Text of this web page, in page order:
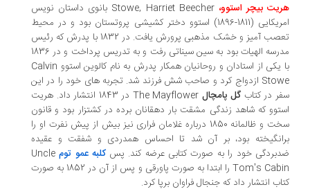
بیچر استوو،Stowe, Harriet Beecherبانوی داستان ­نویس
امریکایی (1811-1896) استوو دختر کشیشی پروتستان بود و در محیط
تعصب ­آمیز و خشک مذهبی پرورش یافت. در 1832 با پدرش که رئیس
مدرسه الهیات بود به سین سیناتی رفت و به تدریس پرداخت و در 1836
یکی از استادان و روحانیان همکار پدرش به نام کالوین استوو Calvin
ازدواج کرد و صاحب شش فرزند شد. تجربه­ های خود را در این
در کتابگل پامچال The Mayflower
در 1843 انتشار داد. هریت
که شاهد زندگی مشقت ­بار دهقانان برده در کشتزار بود و قانون
سخت و ظالمانه 1850 درباره غلامان فراری نیز بیش از پیش نفرت او را
بود، بر آن شد تا احساس همدردی و شفقت و عقیده
خود را به صورت کتابی عرضه کند. پسکلبه عمو توم Uncle
Tom’s
را ابتدا به صورت پاورقی و پس از آن در 1852 به صورت
انتشار داد که جنجال فراوان برپا کرد.